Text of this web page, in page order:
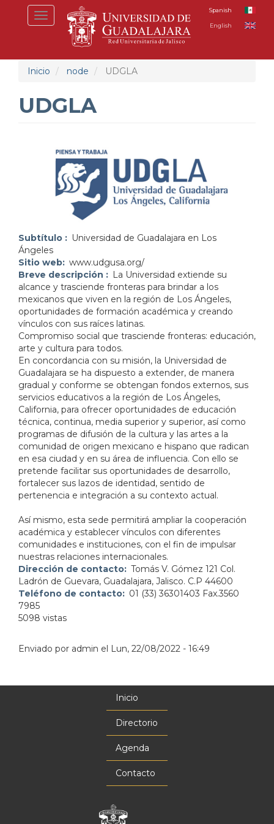
Toggle
navigation
Spanish
English
Inicio node UDGLA
UDGLA
Subtítulo
Universidad de Guadalajara en Los
Ángeles
Sitio web
www.udgusa.org/
Breve descripción
La Universidad extiende su
alcance y trasciende fronteras para brindar a los
mexicanos que viven en la región de Los Ángeles,
oportunidades de formación académica y creando
vínculos con sus raíces latinas.
Compromiso social que trasciende fronteras: educación,
arte y cultura para todos.
En concordancia con su misión, la Universidad de
Guadalajara se ha dispuesto a extender, de manera
gradual y conforme se obtengan fondos externos, sus
servicios educativos a la región de Los Ángeles,
California, para ofrecer oportunidades de educación
técnica, continua, media superior y superior, así como
programas de difusión de la cultura y las artes a la
comunidad de origen mexicano e hispano que radican
en esa ciudad y en su área de influencia. Con ello se
pretende facilitar sus oportunidades de desarrollo,
fortalecer sus lazos de identidad, sentido de
pertenencia e integración a su contexto actual.
Así mismo, esta sede permitirá ampliar la cooperación
académica y establecer vínculos con diferentes
comunidades e instituciones, con el fin de impulsar
nuestras relaciones internacionales.
Dirección de contacto
Tomás V. Gómez 121 Col.
Ladrón de Guevara, Guadalajara, Jalisco. C.P 44600
Teléfono de contacto
01 (33) 36301403 Fax.3560
7985
5098 vistas
Enviado por admin el Lun, 22/08/2022 - 16:49
Inicio
Directorio
Agenda
Contacto